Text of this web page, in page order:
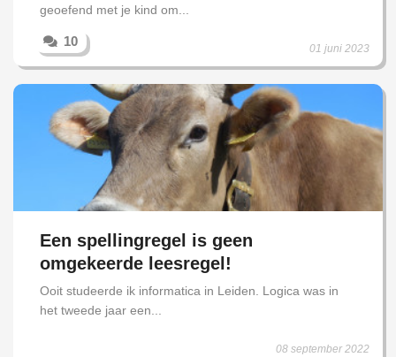
10 01 juni 2023
geoefend met je kind om...
Een spellingregel is geen
omgekeerde leesregel!
08 september 2022
Ooit studeerde ik informatica in Leiden. Logica was in
het tweede jaar een...